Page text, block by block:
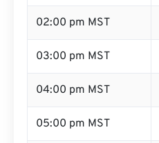
02:00 pm MST
03:00 pm MST
04:00 pm MST
05:00 pm MST